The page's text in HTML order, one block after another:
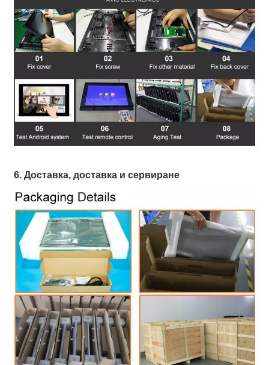
6. Доставка, доставка и сервиране